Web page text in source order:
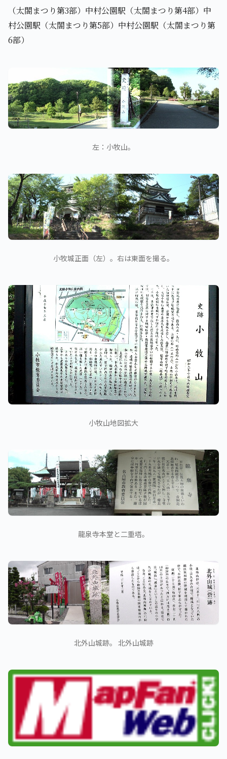
（太閤まつり第3部）中村公園駅（太閤まつり第4部）中
村公園駅（太閤まつり第5部）中村公園駅（太閤まつり第
6部）
左：小牧山。
小牧城正面（左）。右は東面を撮る。
小牧山地図拡大
龍泉寺本堂と二重塔。
北外山城跡。 北外山城跡